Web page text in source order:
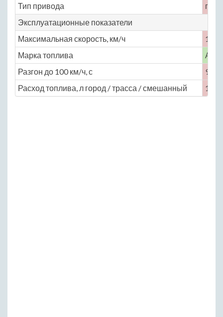
Тип привода
Эксплуатационные показатели
Максимальная скорость, км/ч
177
Марка топлива
АИ-
Разгон до 100 км/ч, с
9.8
Расход топлива, л город / трасса / смешанный
13.1